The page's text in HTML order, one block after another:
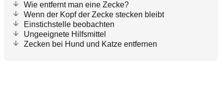
Wie entfernt man eine Zecke?
Wenn der Kopf der Zecke stecken bleibt
Einstichstelle beobachten
Ungeeignete Hilfsmittel
Zecken bei Hund und Katze entfernen